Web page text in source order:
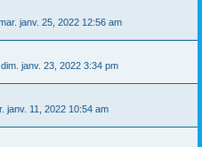
janv. 25, 2022 12:56 am
dim. janv. 23, 2022 3:34 pm
janv. 11, 2022 10:54 am